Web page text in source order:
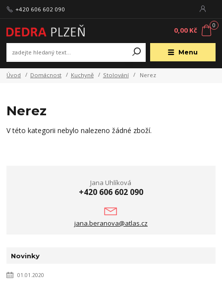
Menu
+420 606 602 090
0
0,00 Kč
Úvod Domácnost Kuchyně Stolování Nerez
Nerez
V této kategorii nebylo nalezeno žádné zboží.
Jana Uhlíková
+420 606 602 090
jana.beranova@atlas.cz
Novinky
01.01.2020